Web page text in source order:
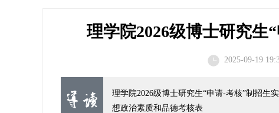
理学院2026级博士研究生
2025-09-19
理学院2026级博士研究生“申请-考核”制招生
想政治素质和品德考核表